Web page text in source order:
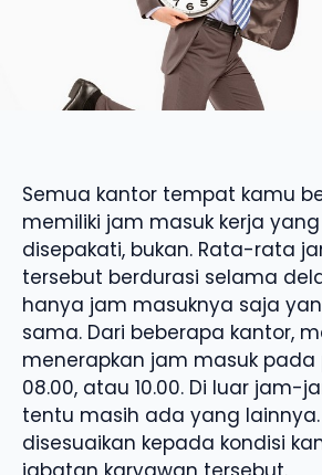
Semua kantor tempat kamu
memiliki jam masuk kerja
disepakati, bukan. Rata-rata
tersebut berdurasi selama
hanya jam masuknya saja
sama. Dari beberapa kantor,
menerapkan jam masuk pada
08.00, atau 10.00. Di luar jam-
tentu masih ada yang lainnya.
disesuaikan kepada kondisi